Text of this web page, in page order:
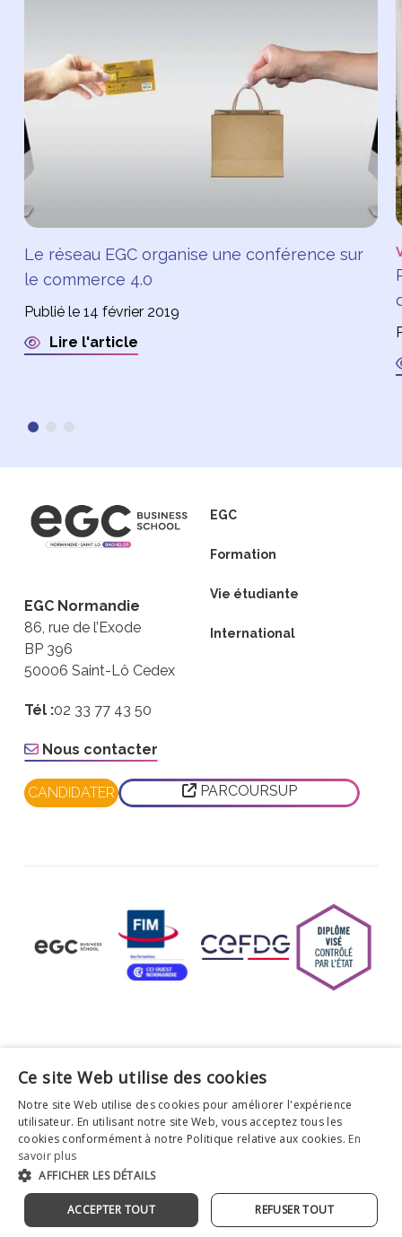
Candidater
Admission
Parallèle
Brochure EGC
Le réseau EGC organise une conférence sur
le commerce 4.0
Publié le 14 février 2019
Lire l'article
EGC Normandie
86, rue de l’Exode
BP 396
50006 Saint-Lô Cedex
Tél :02 33 77 43 50
Nous contacter
EGC
Formation
Vie étudiante
International
CANDIDATER PARCOURSUP
droits réservés.
Mentions légales
Politique de confidentialité
Conditions Générales de Vente
Ce site Web utilise des cookies
Notre site Web utilise des cookies pour améliorer l'expérience
utilisateur. En utilisant notre site Web, vous acceptez tous les
cookies conformément à notre Politique relative aux cookies. En
savoir plus
AFFICHER LES DÉTAILS
ACCEPTER TOUT REFUSER TOUT